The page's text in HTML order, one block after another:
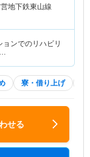
地下鉄東山線
ョンでのリハビリ
寮・借り上げ
せる